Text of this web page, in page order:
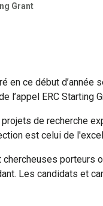
Grant
en ce début
l’appel ERC Starting
de recherche
est celui de
Les candidats et